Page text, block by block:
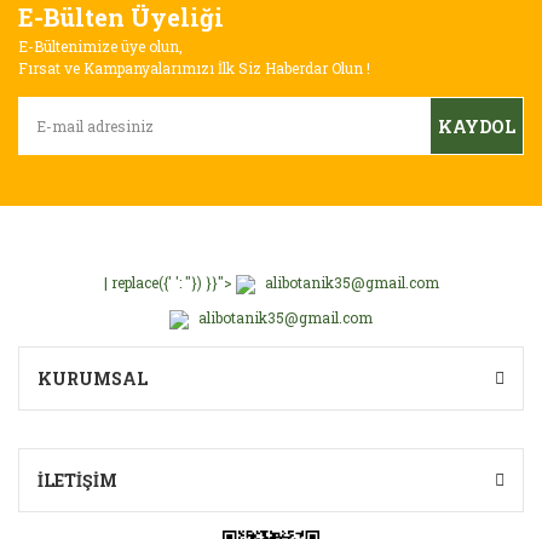
Ürün resmi kalitesiz, bozuk veya görüntülenemiyor.
Ürün açıklamasında eksik bilgiler bulunuyor.
Ürün fiyatı diğer sitelerden daha pahalı.
E-Bülten Üyeliği
E-Bültenimize üye olun,
Fırsat ve Kampanyalarımızı İlk Siz Haberdar Olun !
KAYDOL
| replace({' ': ''}) }}">
alibotanik35@gmail.com
alibotanik35@gmail.com
KURUMSAL
İLETİŞİM